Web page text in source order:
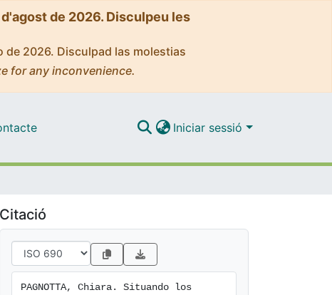
de 2026. Disculpeu les
de 2026. Disculpad las molestias
for any inconvenience.
Iniciar sessió
Citació
PAGNOTTA, Chiara. Situando los